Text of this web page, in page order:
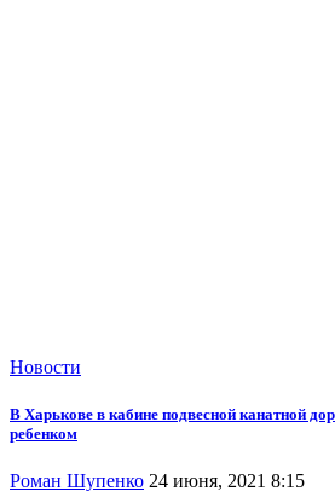
Новости
В Харькове в кабине подвесной канатной
ребенком
Роман Шупенко 24 июня, 2021 8:15